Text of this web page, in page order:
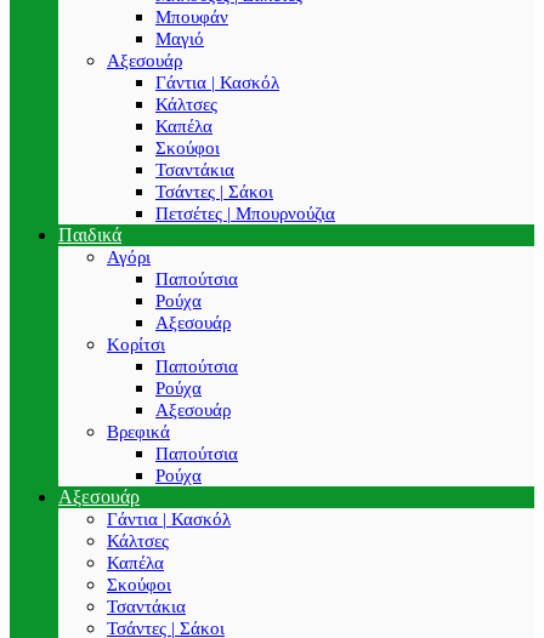
Μπουφάν
Μαγιό
Αξεσουάρ
Γάντια | Κασκόλ
Κάλτσες
Καπέλα
Σκούφοι
Τσαντάκια
Τσάντες | Σάκοι
Πετσέτες | Μπουρνούζια
Παιδικά
Αγόρι
Παπούτσια
Ρούχα
Αξεσουάρ
Κορίτσι
Παπούτσια
Ρούχα
Αξεσουάρ
Βρεφικά
Παπούτσια
Ρούχα
Αξεσουάρ
Γάντια | Κασκόλ
Κάλτσες
Καπέλα
Σκούφοι
Τσαντάκια
Τσάντες | Σάκοι